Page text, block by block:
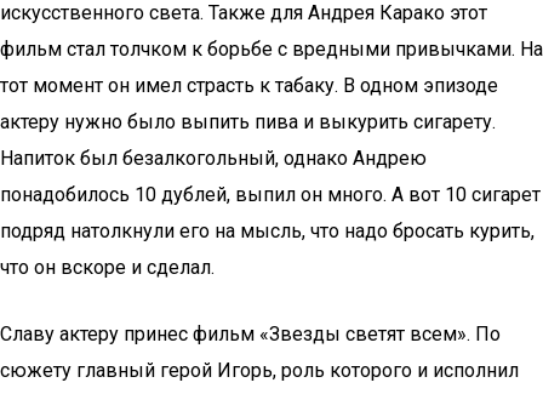
искусственного света. Также для Андрея Карако этот
фильм стал толчком к борьбе с вредными привычками. На
тот момент он имел страсть к табаку. В одном эпизоде
актеру нужно было выпить пива и выкурить сигарету.
Напиток был безалкогольный, однако Андрею
понадобилось 10 дублей, выпил он много. А вот 10 сигарет
подряд натолкнули его на мысль, что надо бросать курить,
что он вскоре и сделал.
Славу актеру принес фильм «Звезды светят всем». По
сюжету главный герой Игорь, роль которого и исполнил